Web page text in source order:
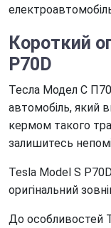
Короткий
P70D
Тесла Модел С
автомобіль, який
кермом такого
залишитесь
Tesla Model S
оригінальний
До особливостей